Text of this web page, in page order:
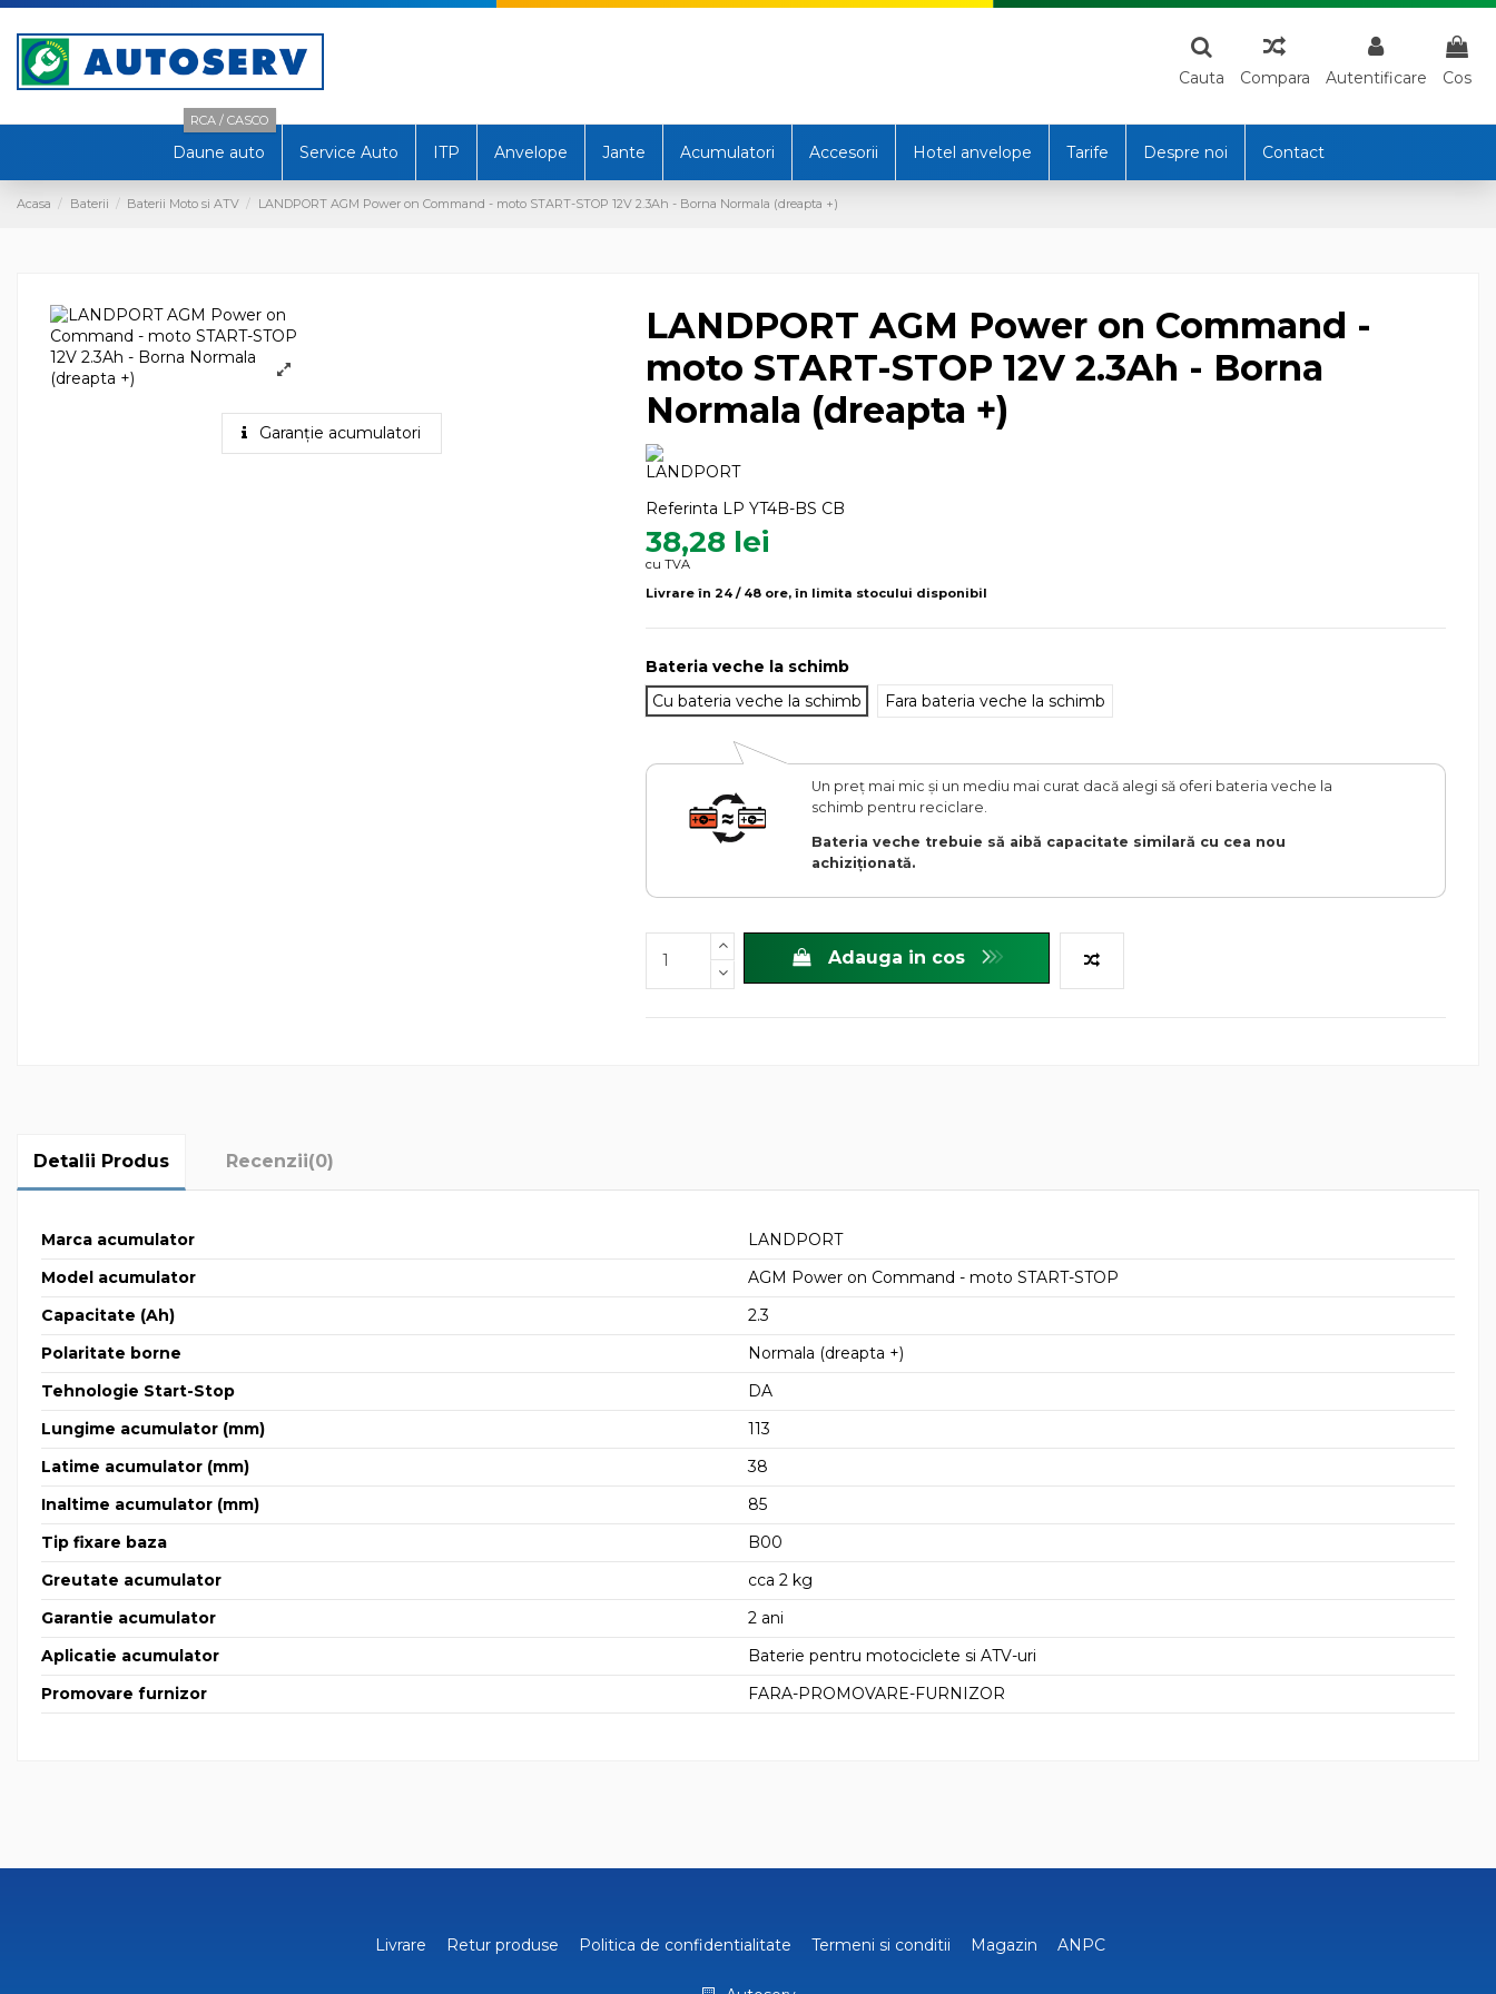
Cauta Compara Autentificare Cos
Daune auto
RCA / CASCO
Service Auto ITP Anvelope Jante Acumulatori Accesorii Hotel anvelope Tarife Despre noi Contact
Acasa Baterii Baterii Moto si ATV LANDPORT AGM Power on Command - moto START-STOP 12V 2.3Ah - Borna Normala (dreapta +)
Garanție acumulatori
LANDPORT AGM Power on Command -
moto START-STOP 12V 2.3Ah - Borna
Normala (dreapta +)
Referinta LP YT4B-BS CB
38,28 lei
cu TVA
Livrare în 24 / 48 ore, în limita stocului disponibil
Bateria veche la schimb
Cu bateria veche la schimb
Fara bateria veche la schimb
Un preț mai mic și un mediu mai curat dacă alegi să oferi bateria veche la
schimb pentru reciclare.
Bateria veche trebuie să aibă capacitate similară cu cea nou
achiziționată.
Adauga in cos
Detalii Produs Recenzii(0)
Marca acumulator
LANDPORT
Model acumulator
AGM Power on Command - moto START-STOP
Capacitate (Ah)
2.3
Polaritate borne
Normala (dreapta +)
Tehnologie Start-Stop
DA
Lungime acumulator (mm)
113
Latime acumulator (mm)
38
Inaltime acumulator (mm)
85
Tip fixare baza
B00
Greutate acumulator
cca 2 kg
Garantie acumulator
2 ani
Aplicatie acumulator
Baterie pentru motociclete si ATV-uri
Promovare furnizor
FARA-PROMOVARE-FURNIZOR
Livrare Retur produse Politica de confidentialitate Termeni si conditii Magazin ANPC